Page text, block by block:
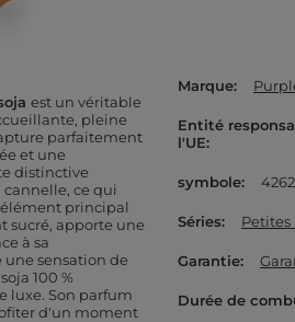
est un véritable
pleine
parfaitement
et une
distinctive
ce qui
principal
sucré, apporte une
à sa
sensation de
100 %
luxe. Son parfum
d'un moment
Marque
Entité
l'UE
symbole
Séries Petites
Garantie
Durée de